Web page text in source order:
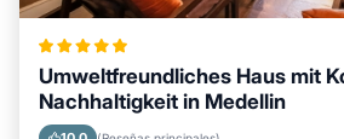
Umweltfreundliches Haus mit
Nachhaltigkeit in Medellin